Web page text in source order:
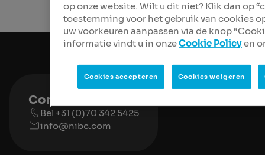
Contact
Bel +31 (0)70 342 5425
info@nibc.com
op onze website. Wilt u dit niet? Klik dan op
toestemming voor het gebruik van cookies
uw voorkeuren aanpassen via de knop
informatie vindt u in onzeCookie Policyen
Cookies accepteren Cookies weigeren